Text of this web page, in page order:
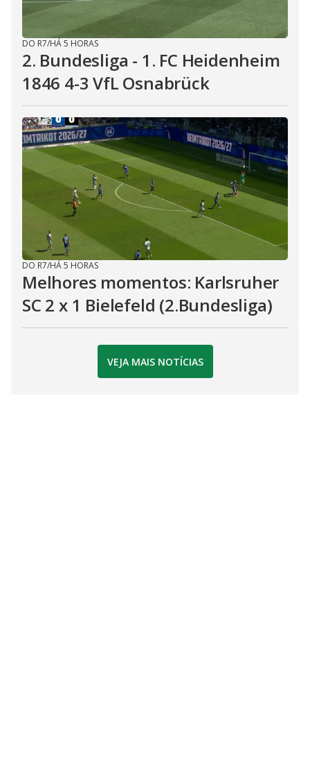
DO R7/HÁ 5 HORAS
2. Bundesliga - 1. FC Heidenheim
1846 4-3 VfL Osnabrück
DO R7/HÁ 5 HORAS
Melhores momentos: Karlsruher
SC 2 x 1 Bielefeld (2.Bundesliga)
VEJA MAIS NOTÍCIAS